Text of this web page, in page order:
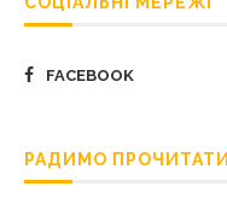
FACEBOOK
РАДИМО ПРОЧИТАТИ